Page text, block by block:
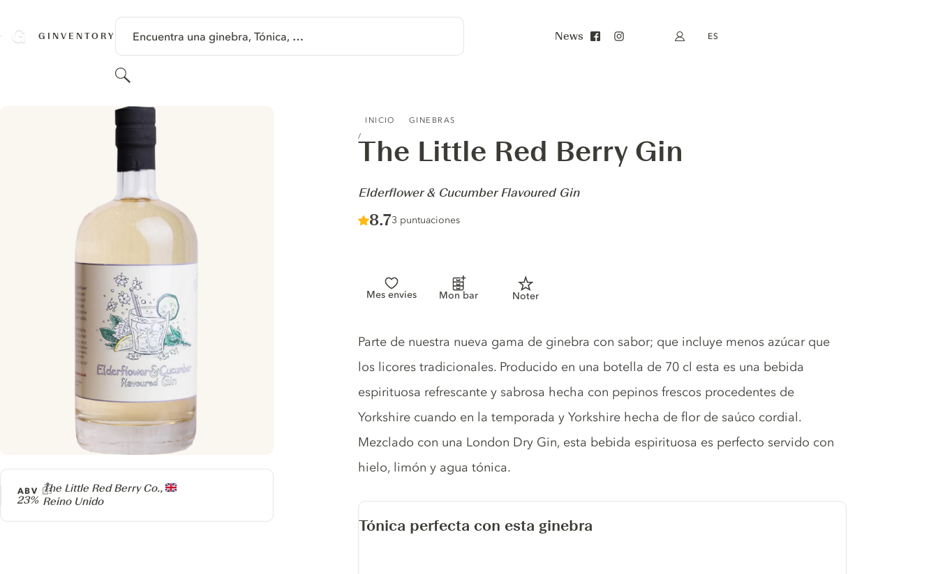
GINVENTORY Encuentra una ginebra, Tónica, …
Buscar
News Mi cuenta
ES
INICIO GINEBRAS
The Little Red Berry Gin
-
Elderflower & Cucumber Flavoured Gin
Score :
8.7/ 10
3 puntuaciones
Mes envies Mon bar Noter
Producer
The Little Red Berry Co.,
Reino Unido
ABV
23%
Gin description
Parte de nuestra nueva gama de ginebra con sabor; que incluye menos azúcar que
los licores tradicionales. Producido en una botella de 70 cl esta es una bebida
espirituosa refrescante y sabrosa hecha con pepinos frescos procedentes de
Yorkshire cuando en la temporada y Yorkshire hecha de flor de saúco cordial.
Mezclado con una London Dry Gin, esta bebida espirituosa es perfecto servido con
hielo, limón y agua tónica.
Tónica perfecta con esta ginebra